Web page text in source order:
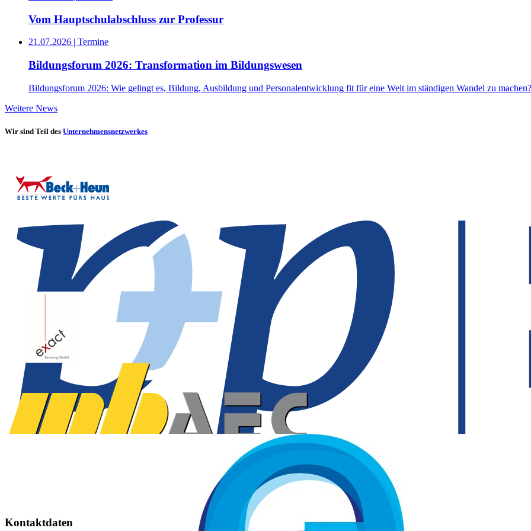
Vom Hauptschulabschluss zur Professur
21.07.2026 | Termine
Bildungsforum 2026: Transformation im Bildungswesen
Bildungsforum 2026: Wie gelingt es, Bildung, Ausbildung und Personalentwicklung fit für eine Welt im ständigen Wandel zu machen?
Weitere News
Wir sind Teil des Unternehmensnetzwerkes
Kontaktdaten